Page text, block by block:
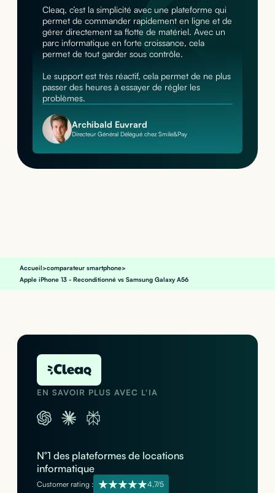
Cleaq, c’est la simplicité avec une plateforme qui
permet de commander rapidement en ligne et de
gérer directement sa flotte de matériel. Avec un
parc informatique en forte croissance, cela
permet de tout garder sous contrôle.
Le support est très réactif, cela permet de ne plus
passer des heures à essayer de régler les
problèmes.
Archibald Euvrard
Directeur Général Délégué chez Smile&Pay
Accueil>comparateur smartphone>
Apple iPhone 13 - Reconditionné vs Samsung Galaxy A56
EN SAVOIR PLUS AVEC L'IA
N°1 des plateformes de locations
informatique
Customer rating : 4,7/5